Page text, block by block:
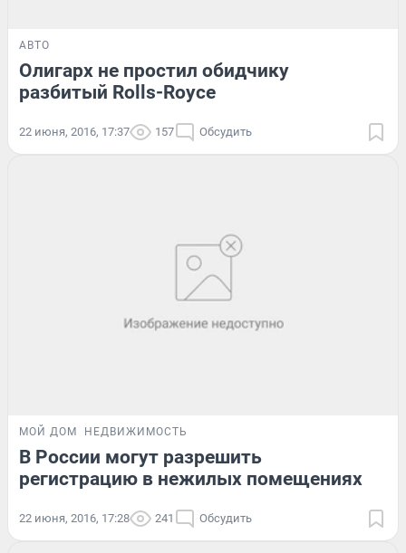
АВТО
Олигарх не простил обидчику
разбитый Rolls-Royce
22 июня, 2016, 17:37 157 Обсудить
МОЙ ДОМ НЕДВИЖИМОСТЬ
В России могут разрешить
регистрацию в нежилых помещениях
22 июня, 2016, 17:28 241 Обсудить